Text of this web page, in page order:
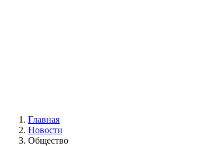
Главная
Новости
Общество